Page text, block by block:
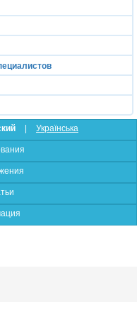
| Українська